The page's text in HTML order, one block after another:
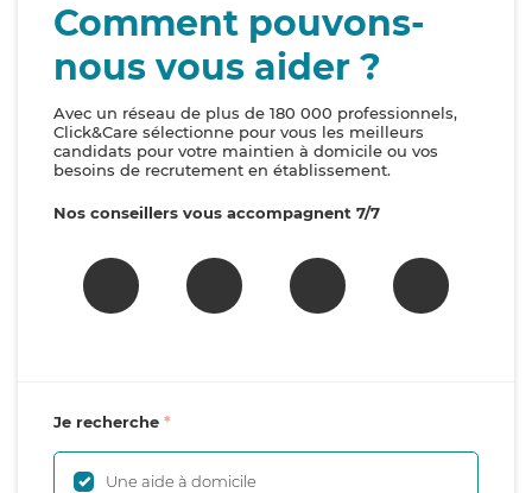
Comment pouvons-
nous vous aider ?
Avec un réseau de plus de 180 000 professionnels,
Click&Care sélectionne pour vous les meilleurs
candidats pour votre maintien à domicile ou vos
besoins de recrutement en établissement.
Nos conseillers vous accompagnent 7/7
Je recherche
Une aide à domicile